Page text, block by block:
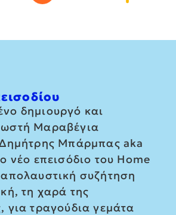
δημιουργό και
Μαραβέγια
Δημήτρης Μπάρμπας aka
νέο επεισόδιο του Home
συζήτηση
τη χαρά της
για τραγούδια γεμάτα